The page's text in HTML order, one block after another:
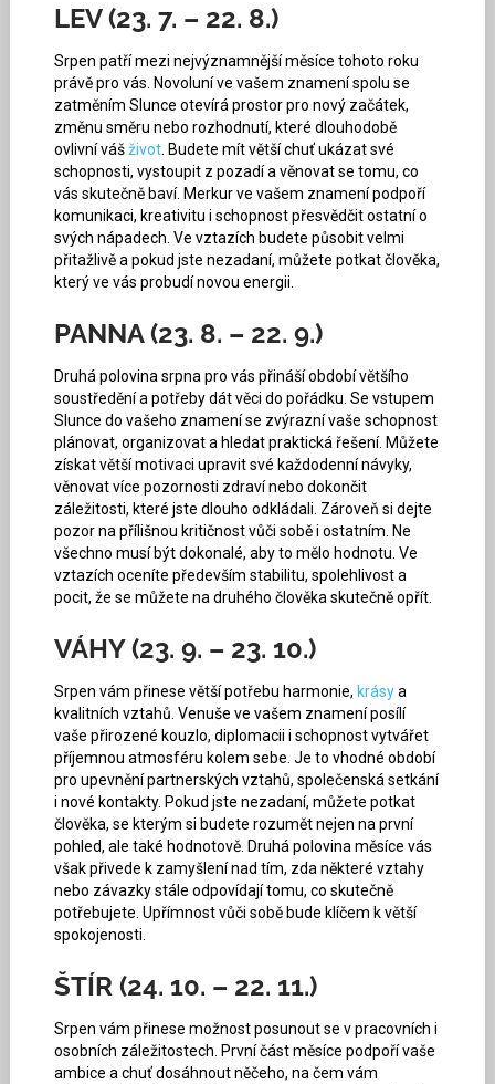
LEV (23. 7. – 22. 8.)
Srpen patří mezi nejvýznamnější měsíce tohoto roku
právě pro vás. Novoluní ve vašem znamení spolu se
zatměním Slunce otevírá prostor pro nový začátek,
změnu směru nebo rozhodnutí, které dlouhodobě
ovlivní vášživot. Budete mít větší chuť ukázat své
schopnosti, vystoupit z pozadí a věnovat se tomu, co
vás skutečně baví. Merkur ve vašem znamení podpoří
komunikaci, kreativitu i schopnost přesvědčit ostatní o
svých nápadech. Ve vztazích budete působit velmi
přitažlivě a pokud jste nezadaní, můžete potkat člověka,
který ve vás probudí novou energii.
PANNA (23. 8. – 22. 9.)
Druhá polovina srpna pro vás přináší období většího
soustředění a potřeby dát věci do pořádku. Se vstupem
Slunce do vašeho znamení se zvýrazní vaše schopnost
plánovat, organizovat a hledat praktická řešení. Můžete
získat větší motivaci upravit své každodenní návyky,
věnovat více pozornosti zdraví nebo dokončit
záležitosti, které jste dlouho odkládali. Zároveň si dejte
pozor na přílišnou kritičnost vůči sobě i ostatním. Ne
všechno musí být dokonalé, aby to mělo hodnotu. Ve
vztazích oceníte především stabilitu, spolehlivost a
pocit, že se můžete na druhého člověka skutečně opřít.
VÁHY (23. 9. – 23. 10.)
Srpen vám přinese větší potřebu harmonie, krásya
kvalitních vztahů. Venuše ve vašem znamení posílí
vaše přirozené kouzlo, diplomacii i schopnost vytvářet
příjemnou atmosféru kolem sebe. Je to vhodné období
pro upevnění partnerských vztahů, společenská setkání
i nové kontakty. Pokud jste nezadaní, můžete potkat
člověka, se kterým si budete rozumět nejen na první
pohled, ale také hodnotově. Druhá polovina měsíce vás
však přivede k zamyšlení nad tím, zda některé vztahy
nebo závazky stále odpovídají tomu, co skutečně
potřebujete. Upřímnost vůči sobě bude klíčem k větší
spokojenosti.
ŠTÍR (24. 10. – 22. 11.)
Srpen vám přinese možnost posunout se v pracovních i
osobních záležitostech. První část měsíce podpoří vaše
ambice a chuť dosáhnout něčeho, na čem vám